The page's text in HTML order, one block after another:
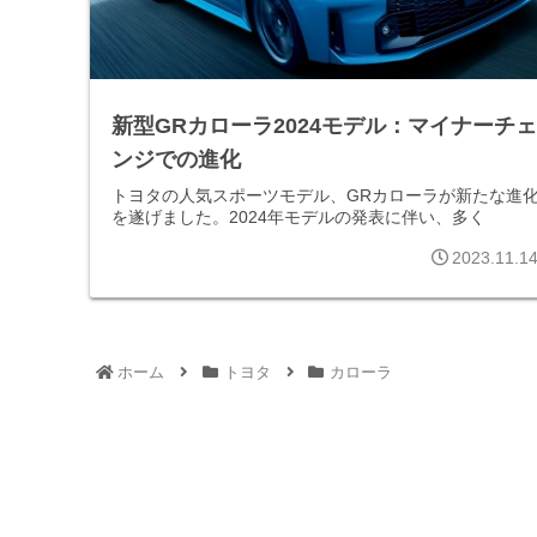
新型GRカローラ2024モデル：マイナーチェ
ンジでの進化
トヨタの人気スポーツモデル、GRカローラが新たな進
を遂げました。2024年モデルの発表に伴い、多く
2023.11.14
ホーム トヨタ カローラ